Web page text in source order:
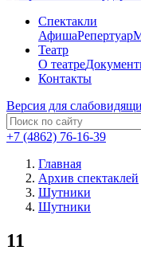
Спектакли
АфишаРепертуар
Театр
О театре
Контакты
Версия для
+7 (4862) 76-16-39
Главная
Архив спектаклей
Шутники
Шутники
11